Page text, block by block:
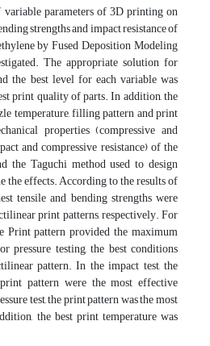
parameters of 3D printing on
strengths and impact resistance of
by Fused Deposition Modeling
The appropriate solution for
the best level for each variable was
print quality of parts. In addition, the
temperature, filling pattern and print
properties (compressive and
and compressive resistance) of the
the Taguchi method used to design
the effects. According to the results of
tensile and bending strengths were
print patterns, respectively. For
Print pattern provided the maximum
pressure testing, the best conditions
pattern. In the impact test, the
pattern were the most effective
test, the print pattern was the most
the best print temperature was